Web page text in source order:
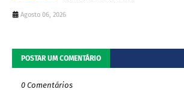
Agosto 06, 2026
POSTAR UM COMENTÁRIO
0 Comentários